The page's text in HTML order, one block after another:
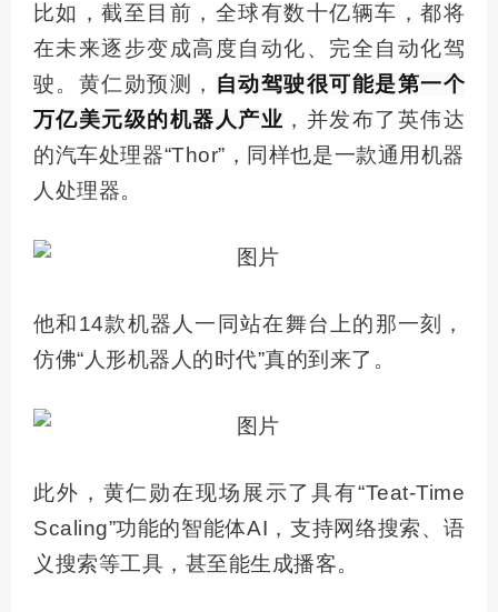
比如，截至目前，全球有数十亿辆车，都将
在未来逐步变成高度自动化、完全自动化驾
驶。黄仁勋预测， 自动驾驶很可能是第一个
万亿美元级的机器人产业 ，并发布了英伟达
的汽车处理器“Thor”，同样也是一款通用机器
人处理器。
他和14款机器人一同站在舞台上的那一刻，
仿佛“人形机器人的时代”真的到来了。
此外，黄仁勋在现场展示了具有“Teat-Time
Scaling”功能的智能体AI，支持网络搜索、语
义搜索等工具，甚至能生成播客。